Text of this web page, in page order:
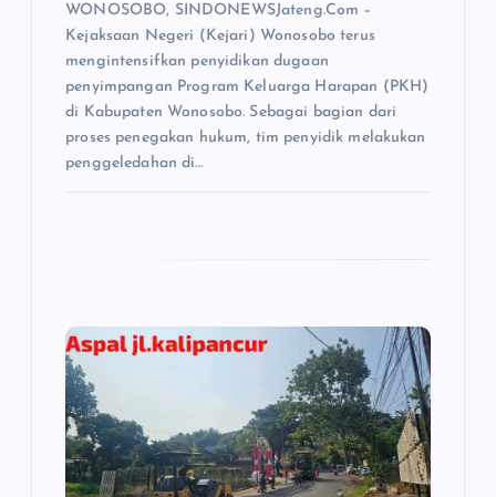
WONOSOBO, SINDONEWSJateng.Com –
Kejaksaan Negeri (Kejari) Wonosobo terus
mengintensifkan penyidikan dugaan
penyimpangan Program Keluarga Harapan (PKH)
di Kabupaten Wonosobo. Sebagai bagian dari
proses penegakan hukum, tim penyidik melakukan
penggeledahan di…